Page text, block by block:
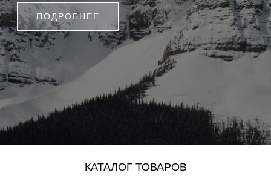
ПОДРОБНЕЕ
КАТАЛОГ ТОВАРОВ